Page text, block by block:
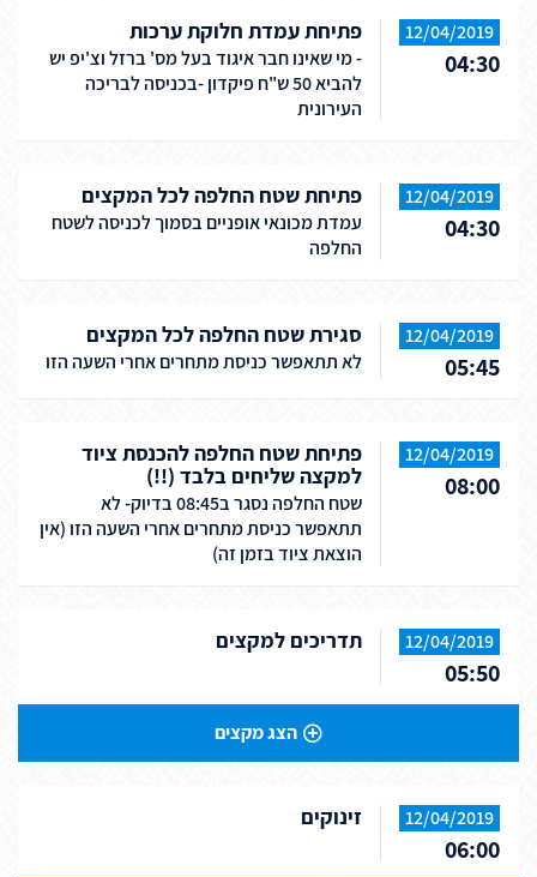
12/04/2019
04:30
פתיחת עמדת חלוקת ערכות
- מי שאינו חבר איגוד בעל מס' ברזל וצ'יפ יש
להביא 50 ש"ח פיקדון -בכניסה לבריכה
העירונית
12/04/2019
04:30
פתיחת שטח החלפה לכל המקצים
עמדת מכונאי אופניים בסמוך לכניסה לשטח
החלפה
12/04/2019
05:45
סגירת שטח החלפה לכל המקצים
לא תתאפשר כניסת מתחרים אחרי השעה הזו
12/04/2019
08:00
פתיחת שטח החלפה להכנסת ציוד
למקצה שליחים בלבד (!!)
שטח החלפה נסגר ב08:45 בדיוק- לא
תתאפשר כניסת מתחרים אחרי השעה הזו (אין
הוצאת ציוד בזמן זה)
12/04/2019
05:50
תדריכים למקצים
הצג מקצים
12/04/2019
06:00
זינוקים